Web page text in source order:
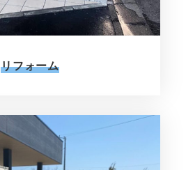
リフォーム